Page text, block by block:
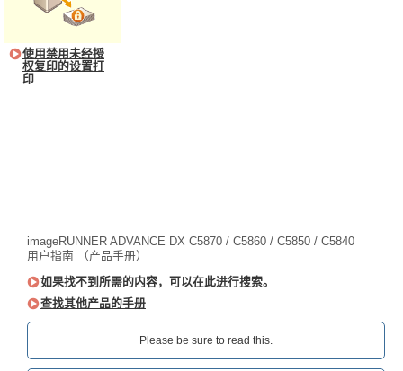
使用禁用未经授
权复印的设置打
印
imageRUNNER ADVANCE DX C5870 / C5860 / C5850 / C5840
用户指南 （产品手册）
如果找不到所需的内容，可以在此进行搜索。
查找其他产品的手册
Please be sure to read this.‎